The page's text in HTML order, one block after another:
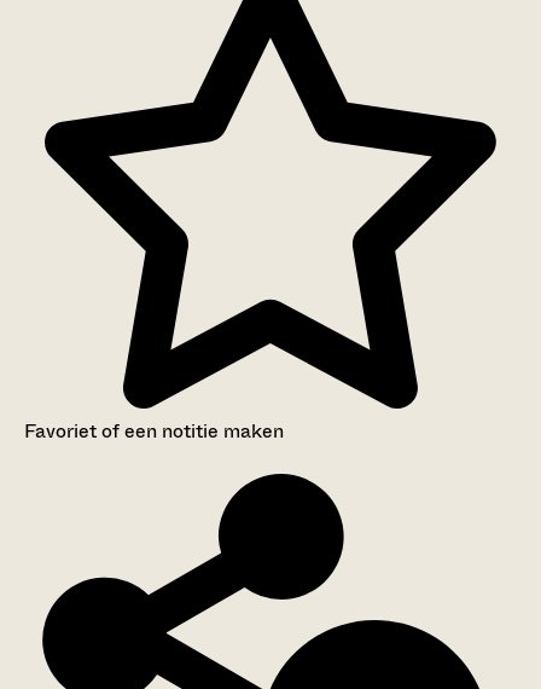
Favoriet of een notitie maken